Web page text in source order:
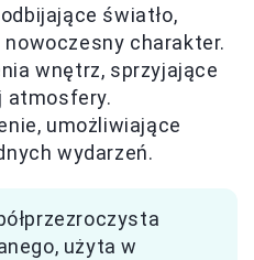
światło,
charakter.
wnętrz, sprzyjające
atmosfery.
umożliwiające
wydarzeń.
użyta w